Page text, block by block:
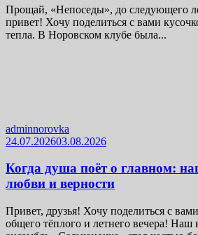
Прощай, «Непоседы», до следующего
привет! Хочу поделиться с вами
тепла. В Норовском клубе была...
adminnorovka
24.07.202603.08.2026
Когда душа поёт о главном:
любви и верности
Привет, друзья! Хочу поделиться с
общего тёплого и летнего вечера! Наш